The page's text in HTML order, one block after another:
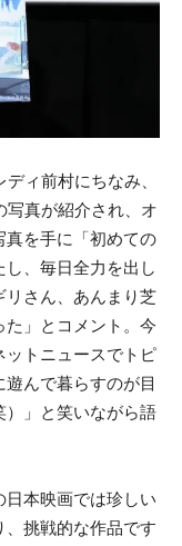
ィ前村にちなみ、
写真が紹介され、オ
真を手に「初めての
、毎日全力を出し
リさん、あんまり芝
た」とコメント。今
ットニュースでトピ
んで暮らすのが目
）」と笑いながら語
本映画では珍しい
挑戦的な作品です